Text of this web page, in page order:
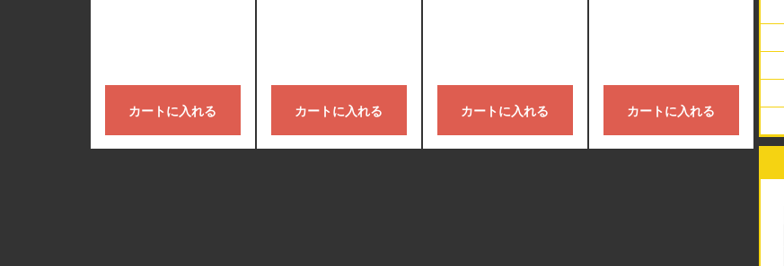
カートに入れる カートに入れる カートに入れる カートに入れる